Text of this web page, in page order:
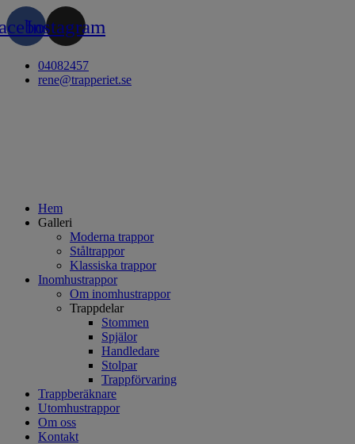
Hoppa
till
innehåll
Instagram
04082457
rene@trapperiet.se
Hem
Galleri
Moderna trappor
Ståltrappor
Klassiska trappor
Inomhustrappor
Om inomhustrappor
Trappdelar
Stommen
Spjälor
Handledare
Stolpar
Trappförvaring
Trappberäknare
Utomhustrappor
Om oss
Kontakt